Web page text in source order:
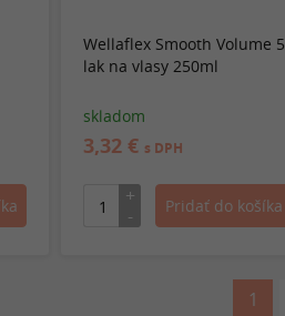
Wellaflex Smooth Volume 5
lak na vlasy 250ml
skladom
3,32 € s DPH
1